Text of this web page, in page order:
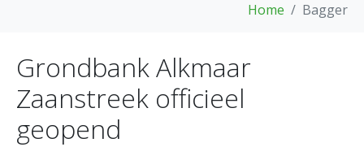
Home Bagger
Grondbank Alkmaar
Zaanstreek officieel
geopend